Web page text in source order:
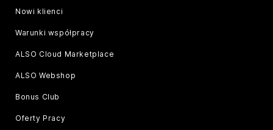
Nowi klienci
Warunki współpracy
ALSO Cloud Marketplace
ALSO Webshop
Bonus Club
Oferty Pracy